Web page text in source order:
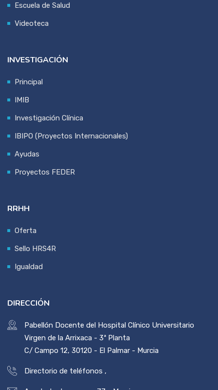
Escuela de Salud
Videoteca
INVESTIGACIÓN
Principal
IMIB
Investigación Clínica
IBIPO (Proyectos Internacionales)
Ayudas
Proyectos FEDER
RRHH
Oferta
Sello HRS4R
Igualdad
DIRECCIÓN
Pabellón Docente del Hospital Clínico Universitario
Virgen de la Arrixaca - 3ª Planta
C/ Campo 12, 30120 - El Palmar - Murcia
Directorio de teléfonos ,